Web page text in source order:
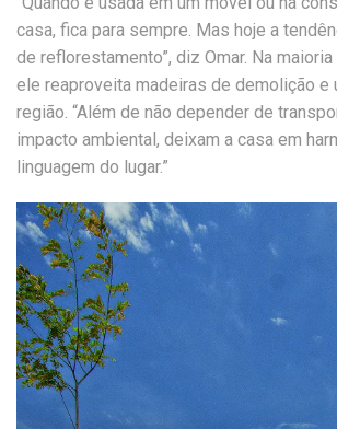
casa, fica para sempre. Mas hoje a
de reflorestamento”, diz Omar. Na
ele reaproveita madeiras de demolição e
região. “Além de não depender de
impacto ambiental, deixam a casa em
linguagem do lugar.”